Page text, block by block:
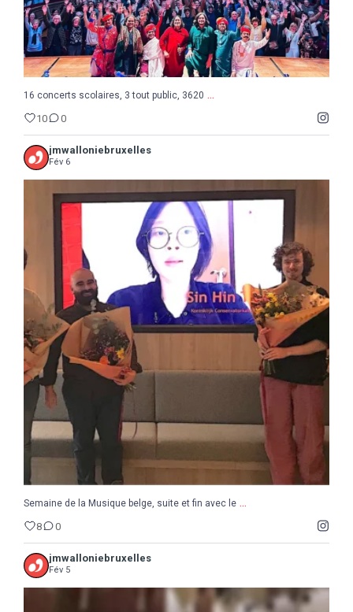
16 concerts scolaires, 3 tout public, 3620 ...
10 0
jmwalloniebruxelles
Fév 6
Semaine de la Musique belge, suite et fin avec le ...
Semaine de la Musique belge, suite et fin avec le ...
8 0
jmwalloniebruxelles
Fév 5